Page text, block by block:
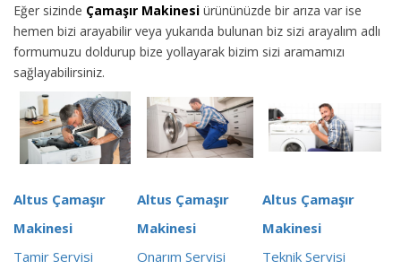
Eğer sizinde Çamaşır Makinesi ürününüzde bir arıza var ise
hemen bizi arayabilir veya yukarıda bulunan biz sizi arayalım adlı
formumuzu doldurup bize yollayarak bizim sizi aramamızı
sağlayabilirsiniz.
Altus Çamaşır
Makinesi
Tamir Servisi
Altus Çamaşır
Makinesi
Onarım Servisi
Altus Çamaşır
Makinesi
Teknik Servisi